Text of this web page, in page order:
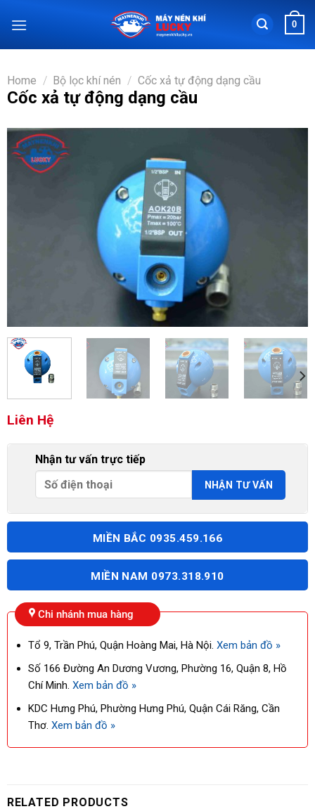
đến
0
Home / Bộ lọc khí nén / Cốc xả tự động dạng cầu
Cốc xả tự động dạng cầu
Liên Hệ
Nhận tư vấn trực tiếp
MIỀN BẮC 0935.459.166
MIỀN NAM 0973.318.910
Chi nhánh mua hàng
Tổ 9, Trần Phú, Quận Hoàng Mai, Hà Nội.Xem bản đồ »
Số 166 Đường An Dương Vương, Phường 16, Quận 8, Hồ
Chí Minh.Xem bản đồ »
KDC Hưng Phú, Phường Hưng Phú, Quận Cái Răng, Cần
Thơ.Xem bản đồ »
RELATED PRODUCTS